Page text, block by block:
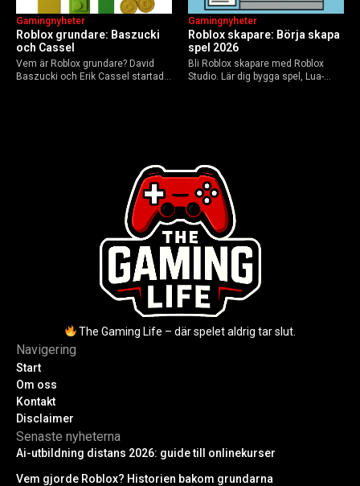
Roblox grundare: Baszucki
och Cassel
Gamingnyheter
Vem är Roblox grundare? David
Baszucki och Erik Cassel startade
Roblox skapare: Börja skapa
spel 2026
Gamingnyheter
Bli Roblox skapare med Roblox
Studio. Lär dig bygga spel, Lua-
The Gaming Life – där spelet aldrig tar slut.
Navigering
Start
Om oss
Kontakt
Disclaimer
Senaste nyheterna
Ai-utbildning distans 2026: guide till onlinekurser
Vem gjorde Roblox? Historien bakom grundarna